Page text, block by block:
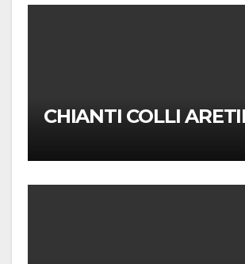
CHIANTI COLLI